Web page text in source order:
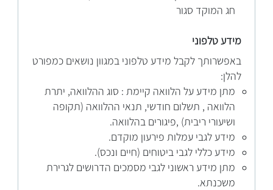
חג המוקד סגור
מידע טלפוני
באפשרותך לקבל מידע טלפוני במגוון נושאים כמפורט
להלן:
מתן מידע על הלוואה קיימת : סוג ההלוואה, יתרת
הלוואה , תשלום חודשי, תנאי ההלוואה (תקופה
ושיעורי ריבית) ,פיגורים בהלוואה.
מידע לגבי עמלות פירעון מוקדם.
מידע כללי לגבי ביטוחים (חיים ונכס).
מתן מידע ראשוני לגבי מסמכים הדרושים לגרירת
משכנתא.